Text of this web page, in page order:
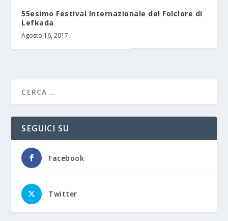
55esimo Festival Internazionale del Folclore di
Lefkada
Agosto 16, 2017
SEGUICI SU
Facebook
Twitter